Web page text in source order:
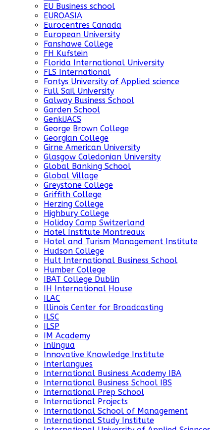
EU Business school
EUROASIA
Eurocentres Canada
European University
Fanshawe College
FH Kufstein
Florida International University
FLS International
Fontys University of Applied science
Full Sail University
Galway Business School
Garden School
GenkiJACS
George Brown College
Georgian College
Girne American University
Glasgow Caledonian University
Global Banking School
Global Village
Greystone College
Griffith College
Herzing College
Highbury College
Holiday Camp Switzerland
Hotel Institute Montreaux
Hotel and Turism Management Institute
Hudson College
Hult International Business School
Humber College
IBAT College Dublin
IH International House
ILAC
Illinois Center for Broadcasting
ILSC
ILSP
IM Academy
Inlingua
Innovative Knowledge Institute
Interlangues
International Business Academy IBA
International Business School IBS
International Prep School
International Projects
International School of Management
International Study Institute